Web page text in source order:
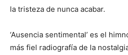
la tristeza de nunca acabar.
‘Ausencia sentimental’ es el
más fiel radiografía de la